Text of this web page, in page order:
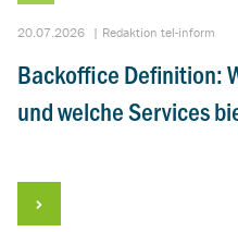
20.07.2026 | Redaktion tel-inform
Backoffice Definition:
und welche Services